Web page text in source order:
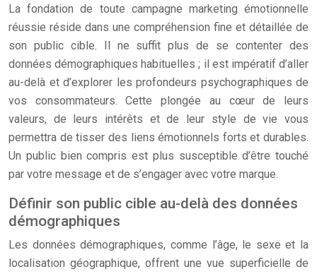
La fondation de toute campagne marketing émotionnelle
réussie réside dans une compréhension fine et détaillée de
son public cible. Il ne suffit plus de se contenter des
données démographiques habituelles ; il est impératif d’aller
au-delà et d’explorer les profondeurs psychographiques de
vos consommateurs. Cette plongée au cœur de leurs
valeurs, de leurs intérêts et de leur style de vie vous
permettra de tisser des liens émotionnels forts et durables.
Un public bien compris est plus susceptible d’être touché
par votre message et de s’engager avec votre marque.
Définir son public cible au-delà des données
démographiques
Les données démographiques, comme l’âge, le sexe et la
localisation géographique, offrent une vue superficielle de